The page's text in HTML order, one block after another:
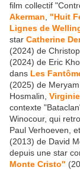
film collectif
Akerman
"Huit
Lignes de
star Catherine
(2024) de
(2024) de Eric
dans Les
(2025) de
Hosmalin,
contexte
Winocour, qui
Paul Verhoeven,
(2013) de David
depuis une star
Monte Cristo"